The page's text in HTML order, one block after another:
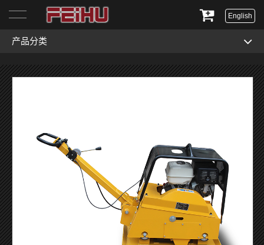
English
产品分类
首页
关于我们
服务与支持